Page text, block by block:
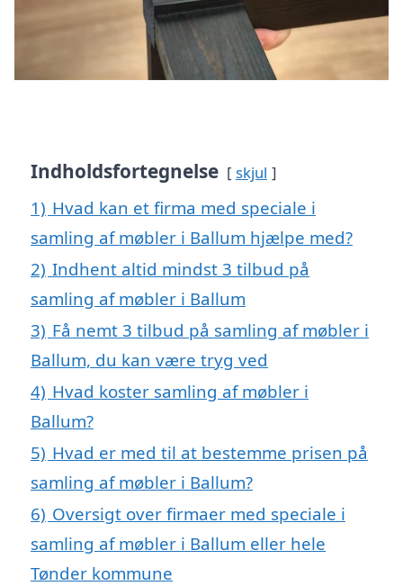
Indholdsfortegnelse skjul
1) Hvad kan et firma med speciale i
samling af møbler i Ballum hjælpe med?
2) Indhent altid mindst 3 tilbud på
samling af møbler i Ballum
3) Få nemt 3 tilbud på samling af møbler i
Ballum, du kan være tryg ved
4) Hvad koster samling af møbler i
Ballum?
5) Hvad er med til at bestemme prisen på
samling af møbler i Ballum?
6) Oversigt over firmaer med speciale i
samling af møbler i Ballum eller hele
Tønder kommune